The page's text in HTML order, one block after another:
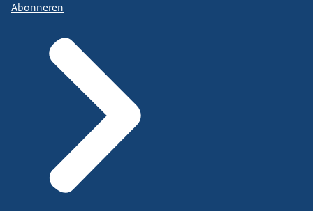
Abonneren